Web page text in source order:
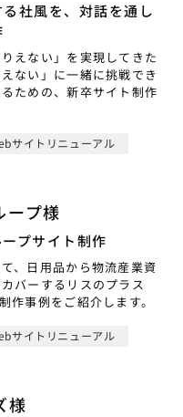
社風を、対話を通し
えない」を実現してきた
ない」に一緒に挑戦でき
ための、新卒サイト制作
サイトリニューアル
ープ様
プサイト制作
、日用品から物流産業資
バーするリスのプラス
作事例をご紹介します。
サイトリニューアル
様